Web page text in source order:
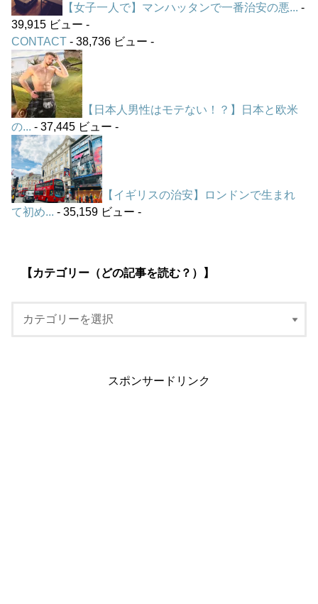
【女子一人で】マンハッタンで一番治安の悪... -
39,915 ビュー -
CONTACT - 38,736 ビュー -
【日本人男性はモテない！？】日本と欧米
の... - 37,445 ビュー -
【イギリスの治安】ロンドンで生まれ
て初め... - 35,159 ビュー -
【カテゴリー（どの記事を読む？）】
スポンサードリンク